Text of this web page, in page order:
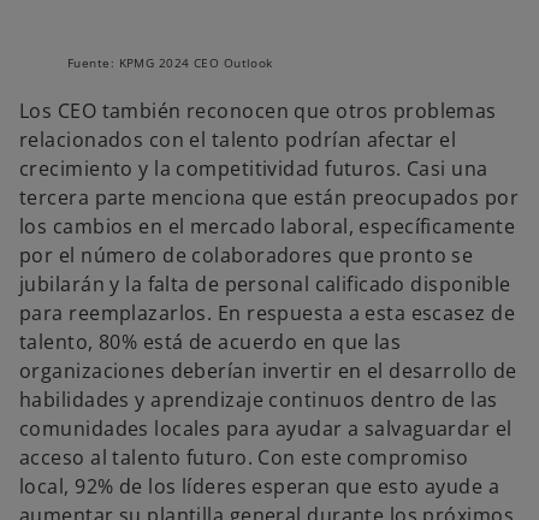
Fuente: KPMG 2024 CEO Outlook
Los CEO también reconocen que otros problemas
relacionados con el talento podrían afectar el
crecimiento y la competitividad futuros. Casi una
tercera parte menciona que están preocupados por
los cambios en el mercado laboral, específicamente
por el número de colaboradores que pronto se
jubilarán y la falta de personal calificado disponible
para reemplazarlos. En respuesta a esta escasez de
talento, 80% está de acuerdo en que las
organizaciones deberían invertir en el desarrollo de
habilidades y aprendizaje continuos dentro de las
comunidades locales para ayudar a salvaguardar el
acceso al talento futuro. Con este compromiso
local, 92% de los líderes esperan que esto ayude a